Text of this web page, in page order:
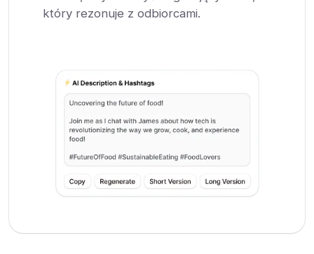
który rezonuje z odbiorcami.